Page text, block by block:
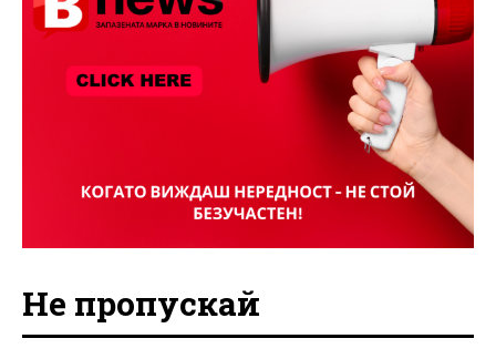
Не пропускай